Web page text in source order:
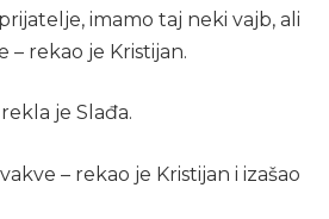
imamo taj neki vajb, ali
– rekao je Kristijan.
je Slađa.
– rekao je Kristijan i izašao